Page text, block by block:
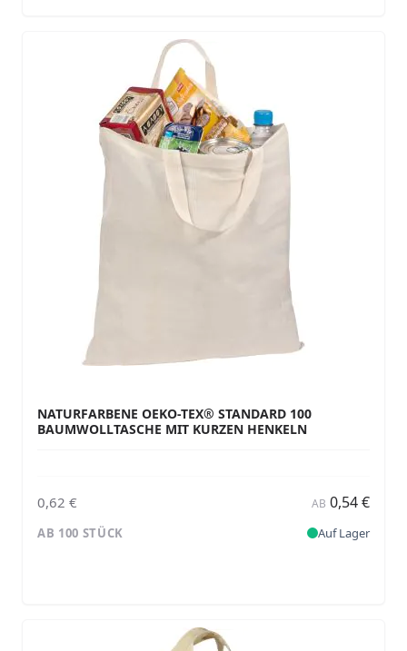
NATURFARBENE OEKO-TEX® STANDARD 100
BAUMWOLLTASCHE MIT KURZEN HENKELN
0,62 € AB 0,54 €
AB 100 STÜCK Auf Lager